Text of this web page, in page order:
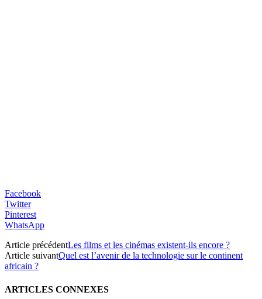
Facebook
Twitter
Pinterest
WhatsApp
Article précédentLes films et les cinémas existent-ils encore ?
Article suivantQuel est l’avenir de la technologie sur le continent
africain ?
ARTICLES CONNEXES